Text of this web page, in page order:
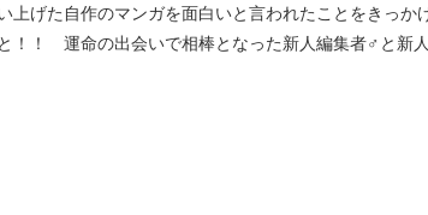
上げた自作のマンガを面白いと言われたことをきっか
！！ 運命の出会いで相棒となった新人編集者♂と新